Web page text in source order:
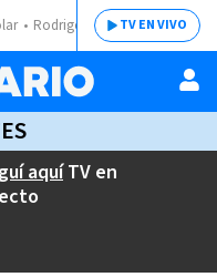
Rodrigo ChavesTV EN VIVO
aquíTV en